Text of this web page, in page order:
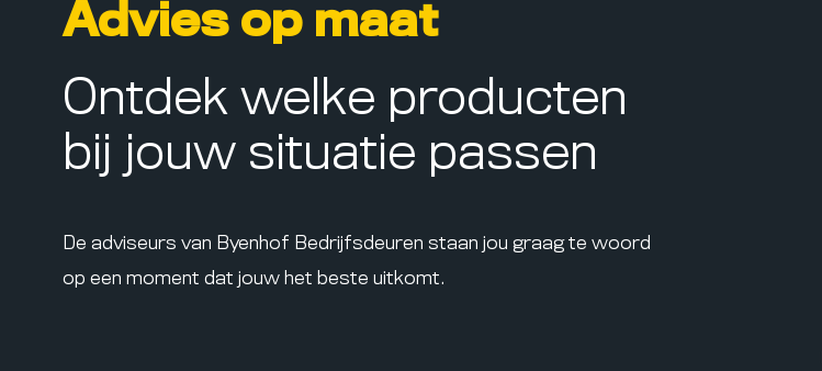
Advies op maat
Ontdek welke producten
bij jouw situatie passen
De adviseurs van Byenhof Bedrijfsdeuren staan jou graag te woord
op een moment dat jouw het beste uitkomt.